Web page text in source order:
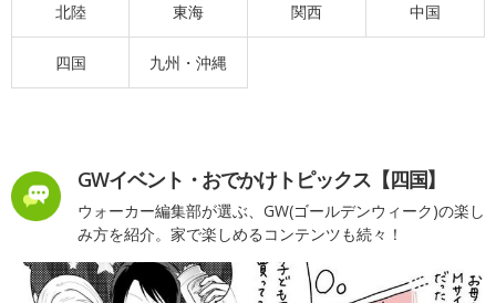
北陸 東海 関西 中国
四国 九州・沖縄
GWイベント・おでかけトピックス【四国】
ウォーカー編集部が選ぶ、GW(ゴールデンウィーク)の楽し
み方を紹介。家で楽しめるコンテンツも続々！